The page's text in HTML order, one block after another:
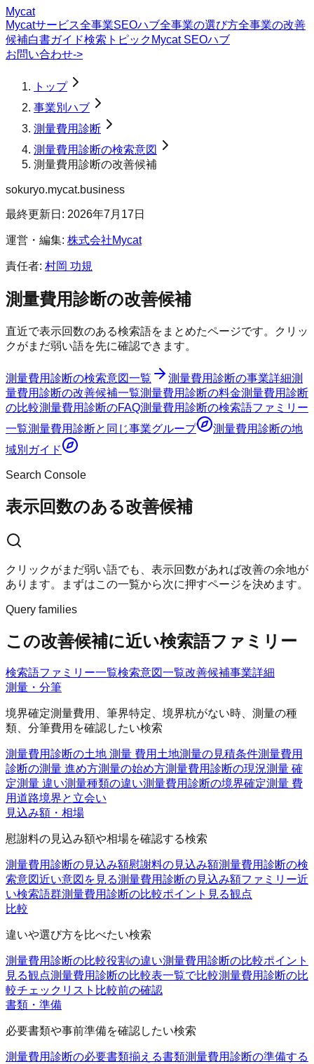
Mycat
Mycatサービス全事業SEOハブ全事業の選び方全事業の改善
候補白書ガイド検索トピック Mycat SEOハブ
お問い合わせ->
トップ
事業別ハブ
測量費用診断
測量費用診断の検索意図
測量費用診断の改善候補
sokuryo.mycat.business
最終更新日: 2026年7月17日
運営・編集: 株式会社Mycat
責任者: 村岡 功規
測量費用診断の改善候補
直近で表示回数のある検索語をまとめたページです。クリッ
クがまだ弱い語を先に確認できます。
測量費用診断の検索意図一覧 測量費用診断の事業詳細測
量費用診断の改善候補一覧測量費用診断の料金測量費用診断
の比較測量費用診断のFAQ測量費用診断の検索語ファミリー
一覧測量費用診断と同じ事業グループ 測量費用診断の地
域別ガイド
Search Console
表示回数のある改善候補
クリックがまだ弱い語でも、表示回数があれば改善の余地が
あります。まずはこの一覧から次に押すページを決めます。
Query families
この改善候補に近い検索語ファミリー
検索語ファミリー一覧検索意図一覧改善候補事業詳細
測量・分筆
境界確定測量費用、筆界特定、境界杭がない時、測量の種
類、分筆費用を確認したい検索
測量費用診断の土地 測量 費用土地測量の見積条件測量費用
診断の測量 進め方測量の始め方測量費用診断の現況測量 確
定測量 違い測量種類の違い測量費用診断の境界確定測量 費
用道路境界と立会い
見込み額・相場
慰謝料の見込み額や相場を確認する検索
測量費用診断の見込み額慰謝料の見込み額測量費用診断の検
索意図近い意図を見る測量費用診断の見込み額ファミリー近
い検索語群測量費用診断の比較ポイント 見る観点
比較
違いや選び方を比べたい検索
測量費用診断の比較役割の違い測量費用診断の比較ポイント
見る観点測量費用診断の比較表一覧で比較測量費用診断の比
較チェックリスト 比較前の確認
書類・準備
必要書類や事前準備を確認したい検索
測量費用診断の必要書類揃える書類測量費用診断の準備する